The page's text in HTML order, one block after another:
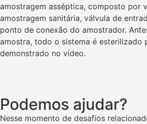
amostragem asséptica, composto por
amostragem sanitária, válvula de
ponto de conexão do amostrador.
amostra, todo o sistema é esterilizado
demonstrado no vídeo.
Podemos ajudar?
Nesse momento de desafios